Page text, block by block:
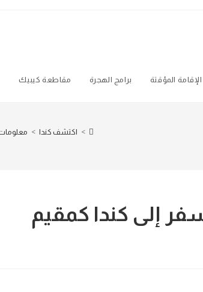
الإقامة المؤقتة برامج الهجرة مقاطعة كيبيك
> اكتشف كندا >
إلى كندا كمقيم